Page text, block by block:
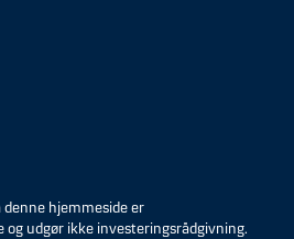
hjemmeside er
og udgør ikke investeringsrådgivning.